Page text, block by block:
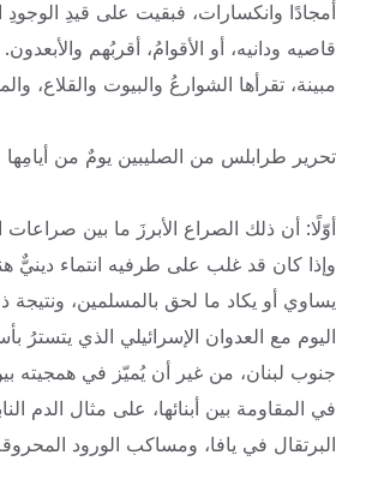
أمجادًا وانكسارات، فبقيت على قيدِ الوجودِ
قاصيه ودانيه، أو الأقوامُ، أقربُهم
مبينة، تقرأها الشوارعُ والبيوت والقلاع،
تحرير طرابلس من الصليبين يومٌ من أيامِها
أوّلًا: أن ذلك الصراع الأبرزَ ما بين
وإذا كان قد غلب على طرفيه انتماء دينيٌّ
يساوي أو يكاد ما لحق بالمسلمين، ونتيجة
اليوم مع العدوان الإسرائيلي الذي
جنوب لبنان، من غير أن يُميّز في همجيته
في المقاومة بين أبنائها، على مثال
البرتقال في يافا، ومساكب الورود